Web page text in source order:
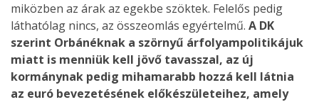
miközben az árak az egekbe szöktek. Felelős pedig
láthatólag nincs, az összeomlás egyértelmű. A DK
szerint Orbánéknak a szörnyű árfolyampolitikájuk
miatt is menniük kell jövő tavasszal, az új
kormánynak pedig mihamarabb hozzá kell látnia
az euró bevezetésének előkészületeihez, amely